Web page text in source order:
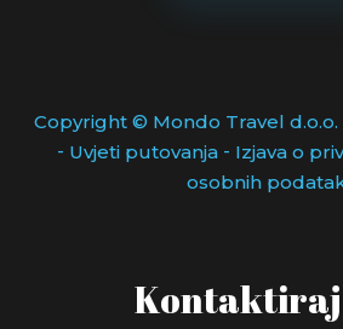
Copyright © Mondo Travel
- Uvjeti putovanja- Izjava o
osobnih
Kontaktiraj